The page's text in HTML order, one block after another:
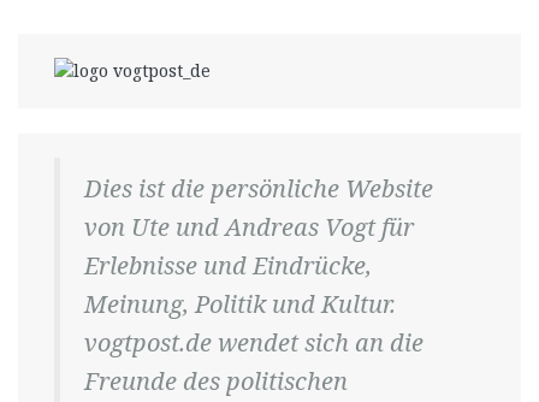
Dies ist die persönliche Website
von Ute und Andreas Vogt für
Erlebnisse und Eindrücke,
Meinung, Politik und Kultur.
vogtpost.de wendet sich an die
Freunde des politischen